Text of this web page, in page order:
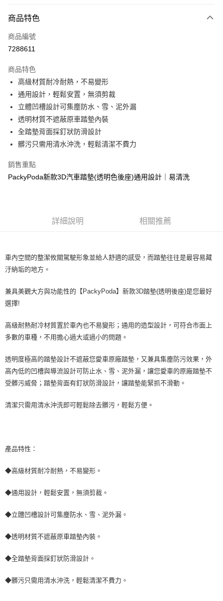
信用卡一次付款
LINE Pay
街口支付
悠遊付
全盈+PAY
AFTEE先享後付
相關說明
AFTEE先享後付是「在收到商品之後才付款」的支付方式。 讓您購物簡單
便利好安心！
【「AFTEE先享後付」結帳流程】
３．收到繳費通知簡訊後14天內，點擊此簡訊中的連結，可透過四大超商／
ATM／網路銀行／等多元方式進行付款，方視為交易完成。
※ 請注意：結帳手續完成當下不需立刻繳費，但若您需要取消訂單，請聯絡
後付繳納相關費用。
※ 交易是否成功請以「AFTEE先享後付 」之結帳頁面顯示為準，若有關於
【注意事項】
易，需依本服務之必要範圍內提供個人資料，並將交易相關給付款項請求債
權轉讓予恩沛科技股份有限公司。
２．關於個人資料處理事宜，請瀏覽以下網址：
https://aftee.tw/terms/#terms3
「AFTEE先享後付」，若未經同意申辦者引起之損失，本公司不負相關責
任。
５．嚴禁一人註冊多個帳號或使用他人資訊註冊。若發現惡意使用之情形，
恩沛科技股份有限公司將有權停止該用戶之使用額度並採取法律行動。
ATM付款
每筆NT$70，滿NT$490(含以上)免運費
商品特色
商品編號
7288611
商品特色
高級材質耐冷耐熱，不易變形
通用設計，輕鬆安置，無須剪裁
立體凹槽設計可集塵防水、雪、泥外漏
透明材質不遮蔽原車踏墊內裝
全踏墊背面採釘狀防滑設計
髒污只需用清水沖洗，輕鬆清潔不費力
銷售重點
PackyPoda新款3D汽車踏墊(透明色後座)通用設計｜易清洗
詳細說明 相關推薦
車內空間的整潔攸關駕駛形象並給人舒適的感受，而踏墊往往是最容易藏
汙納垢的地方。
兼具美觀大方與功能性的【PackyPoda】新款3D踏墊(透明後座)是您最好
選擇!
高級耐熱耐冷材質置於車內也不易變形；通用的造型設計，可符合市面上
多數的車種，不用擔心過大或過小的問題。
透明度極高的踏墊設計不遮蔽您愛車原廠踏墊，又兼具集塵防污效果，外
高內低的凹槽與導流設計可防止水、雪、泥外漏，讓您愛車的原廠踏墊不
受髒污威脅；踏墊背面有釘狀防滑設計，讓踏墊能緊抓不滑動。
清潔只需用清水沖洗即可輕鬆除去髒污，輕鬆方便。
產品特性：
◆高級材質耐冷耐熱，不易變形。
◆通用設計，輕鬆安置，無須剪裁。
◆立體凹槽設計可集塵防水、雪、泥外漏。
◆透明材質不遮蔽原車踏墊內裝。
◆全踏墊背面採釘狀防滑設計。
◆髒污只需用清水沖洗，輕鬆清潔不費力。